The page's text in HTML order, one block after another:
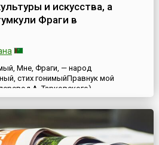
и искусства, а
Фраги в
Мне, Фраги, — народ
стих гонимыйПравнук мой
А. Тарковского)
День работников
поэзии Махтумкули
Фраги) (ок. 1730-1780-е годы,
выдающийся туркменский поэт,